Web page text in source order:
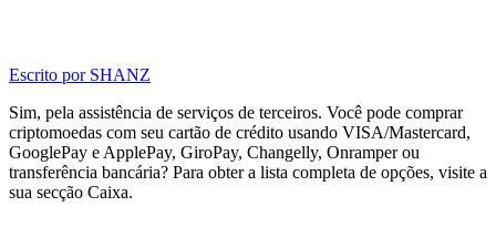
Escrito por SHANZ
Sim, pela assistência de serviços de terceiros. Você pode comprar
criptomoedas com seu cartão de crédito usando VISA/Mastercard,
GooglePay e ApplePay, GiroPay, Changelly, Onramper ou
transferência bancária? Para obter a lista completa de opções, visite a
sua secção Caixa.